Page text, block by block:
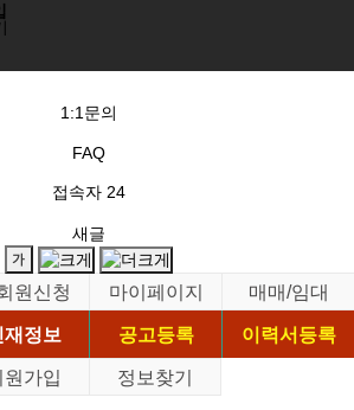
1:1문의
FAQ
접속자 24
새글
원신청 마이페이지
매매/임대
재정보 공고등록
이력서등록
원가입 정보찾기